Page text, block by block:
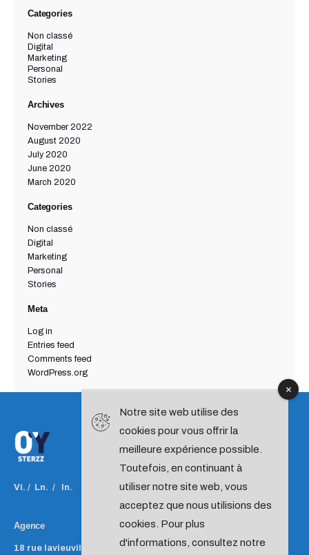
Categories
Non classé
Digital
Marketing
Personal
Stories
Archives
November 2022
August 2020
July 2020
June 2020
March 2020
Categories
Non classé
Digital
Marketing
Personal
Stories
Meta
Log in
Entries feed
Comments feed
WordPress.org
Vi. / Ln. / In.
Agence
18 rue lavieuville 75018 PARISFrance
Notre site web utilise des
cookies pour vous offrir la
meilleure expérience possible.
Toutefois, en continuant à
utiliser notre site web, vous
acceptez que nous utilisions des
cookies. Pour plus
d'informations, consultez notre